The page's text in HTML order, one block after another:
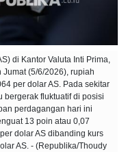
di Kantor Valuta Inti Prima,
(5/6/2026), rupiah
per dolar AS. Pada sekitar
bergerak fluktuatif di posisi
perdagangan hari ini
13 poin atau 0,07
dolar AS dibanding kurs
AS. - (Republika/Thoudy